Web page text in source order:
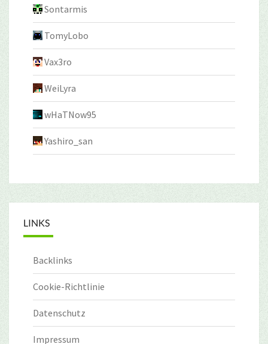
Sontarmis
TomyLobo
Vax3ro
WeiLyra
wHaTNow95
Yashiro_san
LINKS
Backlinks
Cookie-Richtlinie
Datenschutz
Impressum